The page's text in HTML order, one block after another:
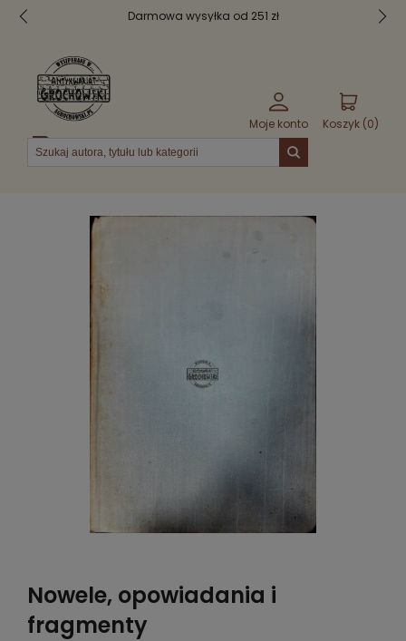
Darmowa wysyłka od 251 zł
Moje konto Koszyk (0)
Menu
Nowele, opowiadania i
fragmenty